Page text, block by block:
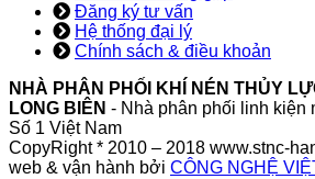
Đăng ký tư vấn
Hệ thống đại lý
Chính sách & điều khoản
NHÀ PHÂN PHỐI KHÍ NÉN THỦY
LONG BIÊN - Nhà phân phối linh kiện
Số 1 Việt Nam
CopyRight * 2010 – 2018 www.stnc-
web & vận hành bởi CÔNG NGHỆ